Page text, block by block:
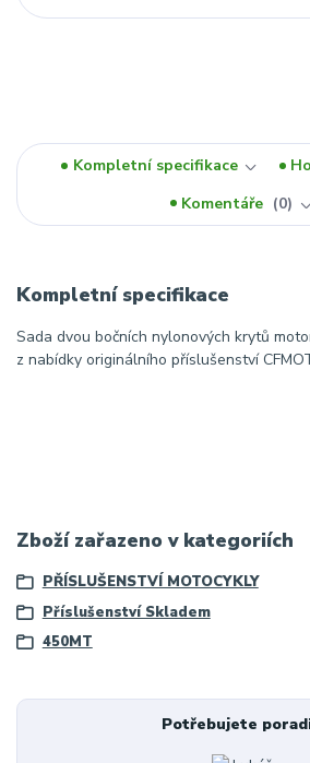
Kompletní specifikace
Komentáře
0
Kompletní specifikace
Sada dvou bočních nylonových krytů
z nabídky originálního příslušenství
Zboží zařazeno v kategoriích
PŘÍSLUŠENSTVÍ MOTOCYKLY
Příslušenství Skladem
450MT
Potřebujete